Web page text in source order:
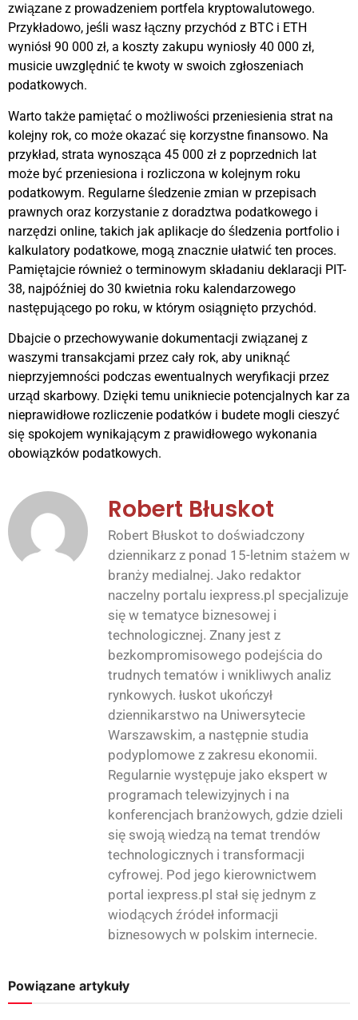
związane z prowadzeniem portfela kryptowalutowego.
Przykładowo, jeśli wasz łączny przychód z BTC i ETH
wyniósł 90 000 zł, a koszty zakupu wyniosły 40 000 zł,
musicie uwzględnić te kwoty w swoich zgłoszeniach
podatkowych.
Warto także pamiętać o możliwości przeniesienia strat na
kolejny rok, co może okazać się korzystne finansowo. Na
przykład, strata wynosząca 45 000 zł z poprzednich lat
może być przeniesiona i rozliczona w kolejnym roku
podatkowym. Regularne śledzenie zmian w przepisach
prawnych oraz korzystanie z doradztwa podatkowego i
narzędzi online, takich jak aplikacje do śledzenia portfolio i
kalkulatory podatkowe, mogą znacznie ułatwić ten proces.
Pamiętajcie również o terminowym składaniu deklaracji PIT-
38, najpóźniej do 30 kwietnia roku kalendarzowego
następującego po roku, w którym osiągnięto przychód.
Dbajcie o przechowywanie dokumentacji związanej z
waszymi transakcjami przez cały rok, aby uniknąć
nieprzyjemności podczas ewentualnych weryfikacji przez
urząd skarbowy. Dzięki temu unikniecie potencjalnych kar za
nieprawidłowe rozliczenie podatków i budete mogli cieszyć
się spokojem wynikającym z prawidłowego wykonania
obowiązków podatkowych.
Robert Błuskot
Robert Błuskot to doświadczony
dziennikarz z ponad 15-letnim stażem w
branży medialnej. Jako redaktor
naczelny portalu iexpress.pl specjalizuje
się w tematyce biznesowej i
technologicznej. Znany jest z
bezkompromisowego podejścia do
trudnych tematów i wnikliwych analiz
rynkowych. łuskot ukończył
dziennikarstwo na Uniwersytecie
Warszawskim, a następnie studia
podyplomowe z zakresu ekonomii.
Regularnie występuje jako ekspert w
programach telewizyjnych i na
konferencjach branżowych, gdzie dzieli
się swoją wiedzą na temat trendów
technologicznych i transformacji
cyfrowej. Pod jego kierownictwem
portal iexpress.pl stał się jednym z
wiodących źródeł informacji
biznesowych w polskim internecie.
Powiązane artykuły